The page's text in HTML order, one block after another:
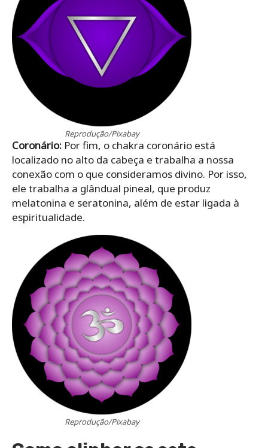
Reprodução/Pixabay
Coronário: Por fim, o chakra coronário está
localizado no alto da cabeça e trabalha a nossa
conexão com o que consideramos divino. Por isso,
ele trabalha a glândual pineal, que produz
melatonina e seratonina, além de estar ligada à
espiritualidade.
Reprodução/Pixabay